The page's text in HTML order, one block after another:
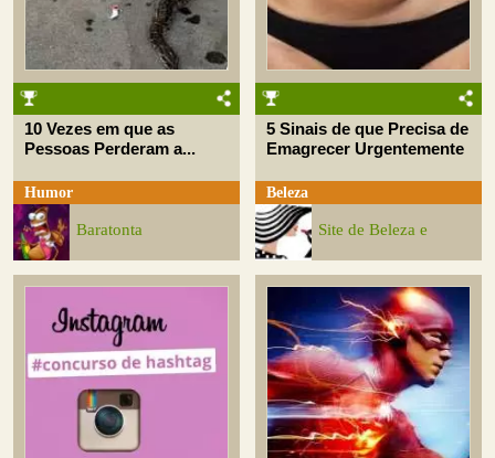
10 Vezes em que as
Pessoas Perderam a...
Humor
Baratonta
5 Sinais de que Precisa de
Emagrecer Urgentemente
Beleza
Site de Beleza e